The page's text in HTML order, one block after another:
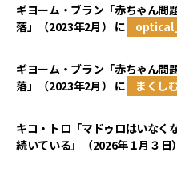
ギヨーム・ブラン「赤ちゃん問
落」（2023年2月） に
ギヨーム・ブラン「赤ちゃん問
落」（2023年2月） に まくし
キコ・トロ「マドゥロはいなく
続いている」（2026年１月３日）